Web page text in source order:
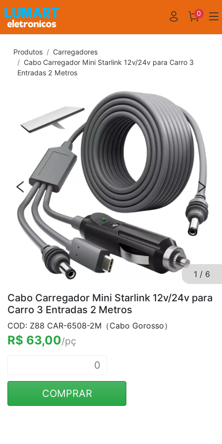
0
Produtos
Carregadores
Cabo Carregador Mini Starlink 12v/24v para Carro 3
Entradas 2 Metros
1 / 6
Cabo Carregador Mini Starlink 12v/24v para
Carro 3 Entradas 2 Metros
COD: Z88 CAR-6508-2M（Cabo Gorosso）
R$ 63,00/pç
COMPRAR